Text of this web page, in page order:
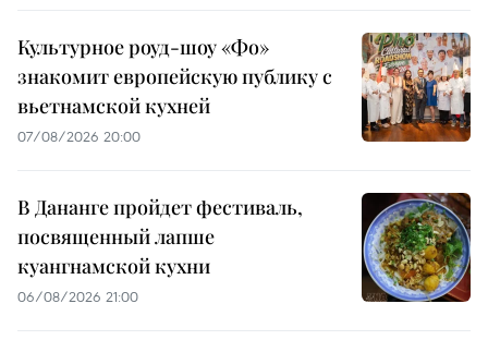
Культурное роуд-шоу «Фо»
знакомит европейскую публику с
вьетнамской кухней
07/08/2026 20:00
В Дананге пройдет фестиваль,
посвященный лапше
куангнамской кухни
06/08/2026 21:00